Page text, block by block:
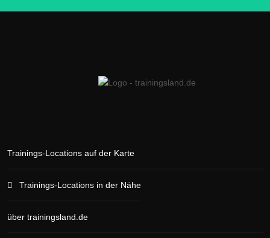
Trainings-Locations auf der Karte
Trainings-Locations in der Nähe
über trainingsland.de